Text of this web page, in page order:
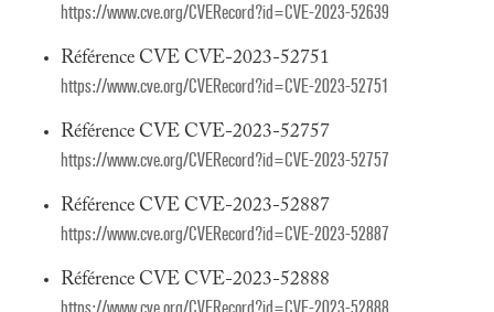
https://www.cve.org/CVERecord?id=CVE-2023-52639
Référence CVE CVE-2023-52751
https://www.cve.org/CVERecord?id=CVE-2023-52751
Référence CVE CVE-2023-52757
https://www.cve.org/CVERecord?id=CVE-2023-52757
Référence CVE CVE-2023-52887
https://www.cve.org/CVERecord?id=CVE-2023-52887
Référence CVE CVE-2023-52888